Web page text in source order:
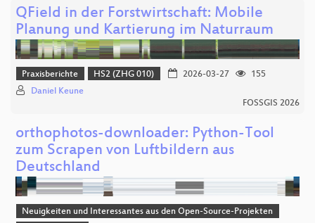
QField in der Forstwirtschaft: Mobile
Planung und Kartierung im Naturraum
Praxisberichte HS2 (ZHG 010) 2026-03-27
155
Daniel Keune
FOSSGIS 2026
orthophotos-downloader: Python-Tool
zum Scrapen von Luftbildern aus
Deutschland
Neuigkeiten und Interessantes aus den Open-Source-Projekten